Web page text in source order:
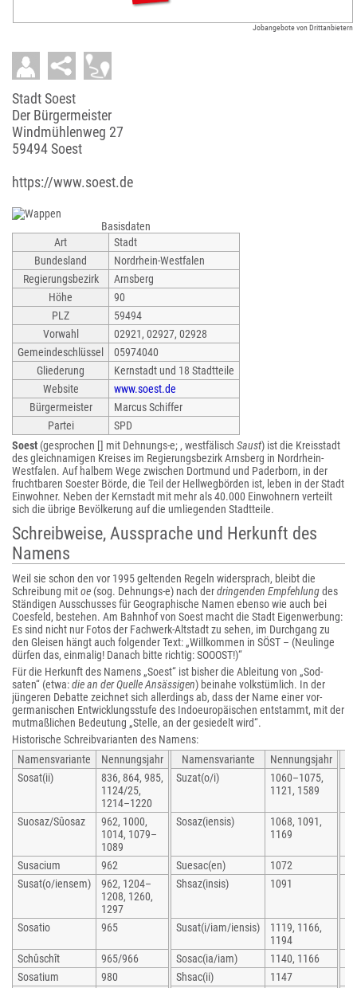
Jobangebote von Drittanbietern
Stadt Soest
Der Bürgermeister
Windmühlenweg 27
59494 Soest
https://www.soest.de
Basisdaten
Art
Stadt
Bundesland
Nordrhein-Westfalen
Regierungsbezirk
Arnsberg
Höhe
90
PLZ
59494
Vorwahl
02921, 02927, 02928
Gemeindeschlüssel
05974040
Gliederung
Kernstadt und 18 Stadtteile
Website
www.soest.de
Bürgermeister
Marcus Schiffer
Partei
SPD
Soest (gesprochen [] mit Dehnungs-e; , westfälisch Saust) ist die Kreisstadt
des gleichnamigen Kreises im Regierungsbezirk Arnsberg in Nordrhein-
Westfalen. Auf halbem Wege zwischen Dortmund und Paderborn, in der
fruchtbaren Soester Börde, die Teil der Hellwegbörden ist, leben in der Stadt
Einwohner. Neben der Kernstadt mit mehr als 40.000 Einwohnern verteilt
sich die übrige Bevölkerung auf die umliegenden Stadtteile.
Schreibweise, Aussprache und Herkunft des
Namens
Weil sie schon den vor 1995 geltenden Regeln widersprach, bleibt die
Schreibung mitoe (sog. Dehnungs-e) nach derdringenden Empfehlungdes
Ständigen Ausschusses für Geographische Namen ebenso wie auch bei
Coesfeld, bestehen. Am Bahnhof von Soest macht die Stadt Eigenwerbung:
Es sind nicht nur Fotos der Fachwerk-Altstadt zu sehen, im Durchgang zu
den Gleisen hängt auch folgender Text: „Willkommen in SÖST – (Neulinge
dürfen das, einmalig! Danach bitte richtig: SOOOST!)“
Für die Herkunft des Namens „Soest“ ist bisher die Ableitung von „Sod-
saten“ (etwa:die an der Quelle Ansässigen) beinahe volkstümlich. In der
jüngeren Debatte zeichnet sich allerdings ab, dass der Name einer vor-
germanischen Entwicklungsstufe des Indoeuropäischen entstammt, mit der
mutmaßlichen Bedeutung „Stelle, an der gesiedelt wird“.
Historische Schreibvarianten des Namens:
Namensvariante
Nennungsjahr Namensvariante Nennungsjahr
Sosat(ii)
836, 864, 985,
1124/25,
1214–1220
Suzat(o/i)
1060–1075,
1121, 1589
Suosaz/Sûosaz
962, 1000,
1014, 1079–
1089
Sosaz(iensis)
1068, 1091,
1169
Susacium 962 Suesac(en) 1072
Susat(o/iensem)
962, 1204–
1208, 1260,
1297
Shsaz(insis) 1091
Sosatio 965 Susat(i/iam/iensis)
1119, 1166,
1194
Schûschît 965/966 Sosac(ia/iam) 1140, 1166
Sosatium
980 Shsac(ii) 1147